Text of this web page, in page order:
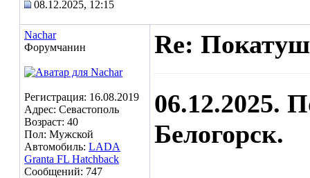
08.12.2025, 12:15
Nachar
Форумчанин
Регистрация: 16.08.2019
Адрес: Севастополь
Возраст: 40
Пол: Мужской
Автомобиль: LADA
Granta FL Hatchback
Сообщений: 747
Re:
06.12.2025.
Белогорск.